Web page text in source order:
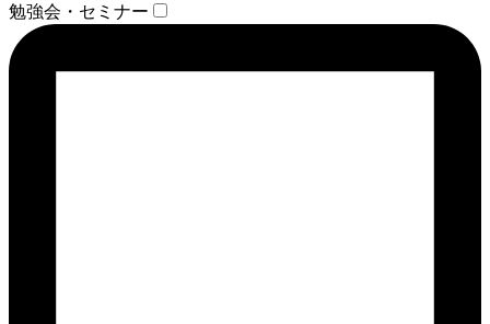
勉強会・セミナー